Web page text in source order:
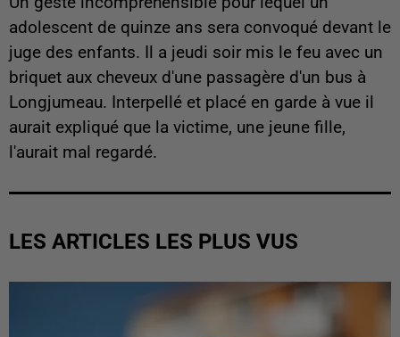
adolescent de quinze ans sera convoqué devant le
juge des enfants. Il a jeudi soir mis le feu avec un
briquet aux cheveux d'une passagère d'un bus à
Longjumeau. Interpellé et placé en garde à vue il
aurait expliqué que la victime, une jeune fille,
l'aurait mal regardé.
LES ARTICLES LES PLUS VUS